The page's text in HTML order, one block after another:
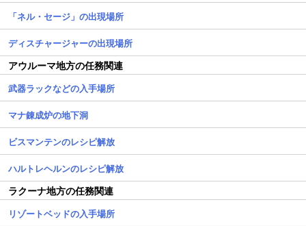
「ネル・セージ」の出現場所
ディスチャージャーの出現場所
アウルーマ地方の任務関連
武器ラックなどの入手場所
マナ錬成炉の地下洞
ビスマンテンのレシピ解放
ハルトレヘルンのレシピ解放
ラクーナ地方の任務関連
リゾートベッドの入手場所